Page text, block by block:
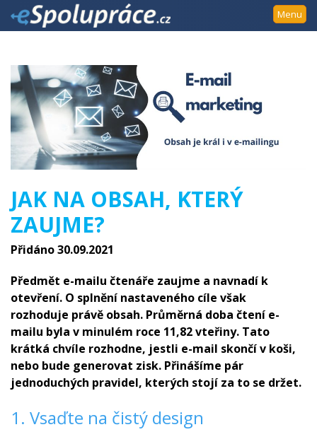
Přejít
k
na
obsah
Přejít
k
postrannímu
sloupci
zkratky
Menu
JAK NA OBSAH, KTERÝ
ZAUJME?
Přidáno 30.09.2021
Předmět e-mailu čtenáře zaujme a navnadí k
otevření. O splnění nastaveného cíle však
rozhoduje právě obsah. Průměrná doba čtení e-
mailu byla v minulém roce 11,82 vteřiny. Tato
krátká chvíle rozhodne, jestli e-mail skončí v koši,
nebo bude generovat zisk. Přinášíme pár
jednoduchých pravidel, kterých stojí za to se držet.
1. Vsaďte na čistý design